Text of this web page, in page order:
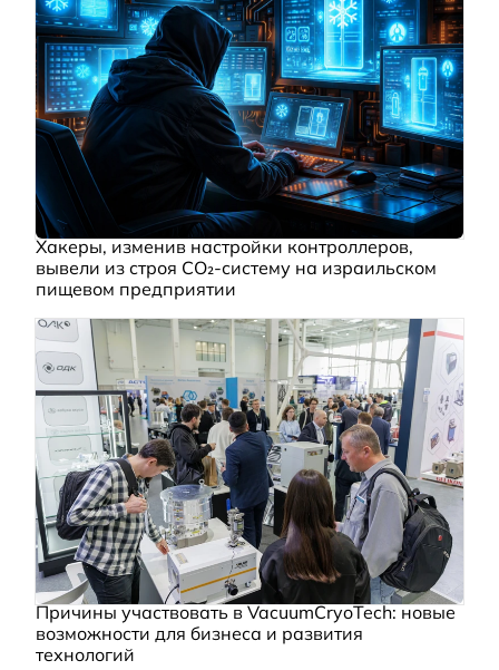
Хакеры, изменив настройки контроллеров,
вывели из строя CO₂-систему на израильском
пищевом предприятии
Причины участвовать в VacuumCryoTech: новые
возможности для бизнеса и развития
технологий